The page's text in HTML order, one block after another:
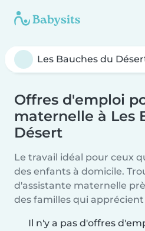
Offres d'emploi
maternelle à Les
Désert
Le travail idéal pour ceux
des enfants à domicile.
d'assistante maternelle
des familles qui
Il n'y a pas d'offres